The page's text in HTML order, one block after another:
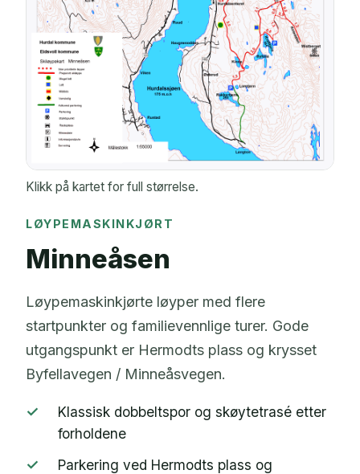
Klikk på kartet for full størrelse.
LØYPEMASKINKJØRT
Minneåsen
Løypemaskinkjørte løyper med flere
startpunkter og familievennlige turer. Gode
utgangspunkt er Hermodts plass og krysset
Byfellavegen / Minneåsvegen.
✓
Klassisk dobbeltspor og skøytetrasé etter
forholdene
✓
Parkering ved Hermodts plass og